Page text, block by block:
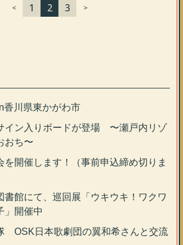
< 1 2 3 >
香川県東かがわ市
イン入りボードが登場 〜瀬戸内リゾ
おち〜
を開催します！（事前申込締め切りま
書館にて、巡回展「ウキウキ！ワクワ
」開催中
OSK日本歌劇団の翼和希さんと交流